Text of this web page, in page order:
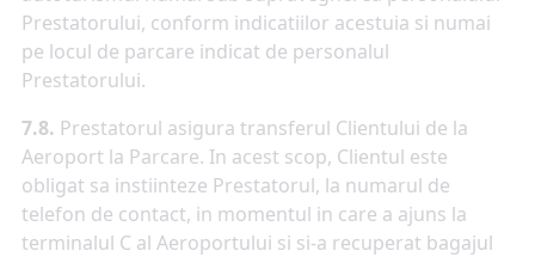
Prestatorului, conform indicatiilor acestuia si numai
pe locul de parcare indicat de personalul
Prestatorului.
7.8. Prestatorul asigura transferul Clientului de la
Aeroport la Parcare. In acest scop, Clientul este
obligat sa instiinteze Prestatorul, la numarul de
telefon de contact, in momentul in care a ajuns la
terminalul C al Aeroportului si si-a recuperat bagajul